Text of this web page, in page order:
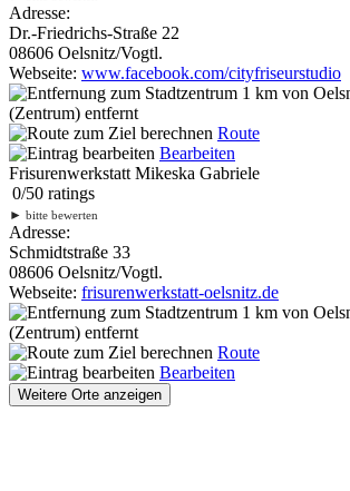
Adresse:
Dr.-Friedrichs-Straße 22
08606 Oelsnitz/Vogtl.
Webseite: www.facebook.com/cityfriseurstudio
1 km von
(Zentrum) entfernt
Route
Bearbeiten
Frisurenwerkstatt Mikeska Gabriele
0/50 ratings
► bitte bewerten
Adresse:
Schmidtstraße 33
08606 Oelsnitz/Vogtl.
Webseite: frisurenwerkstatt-oelsnitz.de
1 km von
(Zentrum) entfernt
Route
Bearbeiten
Weitere Orte anzeigen